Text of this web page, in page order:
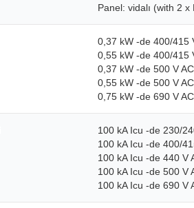
Panel: vidalı (with 2
0,37 kW -de 400/415
0,55 kW -de 400/415
0,37 kW -de 500 V
0,55 kW -de 500 V
0,75 kW -de 690 V
100 kA Icu -de 230/
100 kA Icu -de 400/
100 kA Icu -de 440 V
100 kA Icu -de 500 V
100 kA Icu -de 690 V